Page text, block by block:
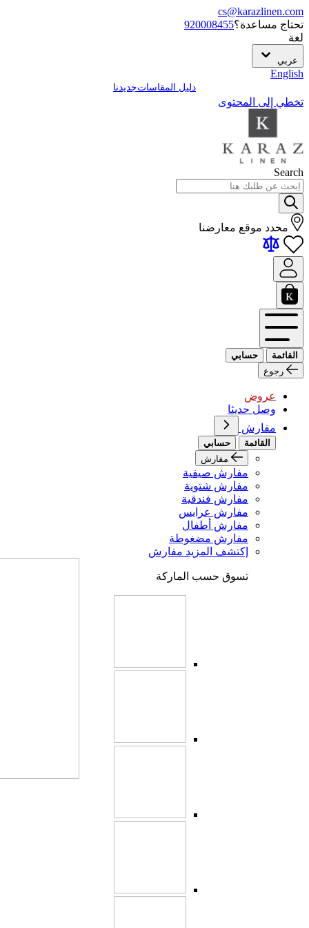
cs@karazlinen.com
تحتاج مساعدة؟920008455
لغة
عربي
English
دليل المقاساتجديدنا
تخطي إلى المحتوى
Search
محدد موقع معارضنا
القائمة
حسابي
رجوع
عروض
وصل حديثا
مفارش
القائمة
حسابي
مفارش
مفارش صيفية
مفارش شتوية
مفارش فندقية
مفارش عرايس
مفارش أطفال
مفارش مضغوطة
إكتشف المزيد مفارش
تسوق حسب الماركة